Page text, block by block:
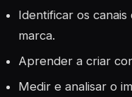
Identificar os canais
marca.
Aprender a criar
Medir e analisar o